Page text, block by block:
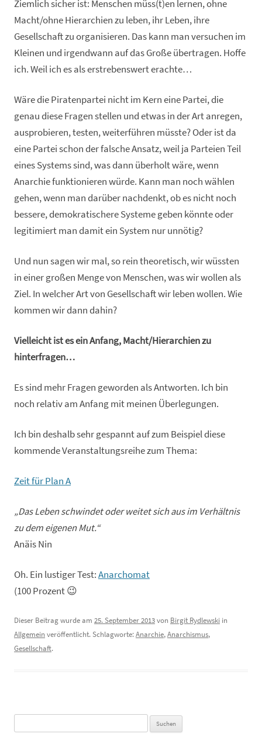
Ziemlich sicher ist: Menschen müss(t)en lernen, ohne
Macht/ohne Hierarchien zu leben, ihr Leben, ihre
Gesellschaft zu organisieren. Das kann man versuchen im
Kleinen und irgendwann auf das Große übertragen. Hoffe
ich. Weil ich es als erstrebenswert erachte…
Wäre die Piratenpartei nicht im Kern eine Partei, die
genau diese Fragen stellen und etwas in der Art anregen,
ausprobieren, testen, weiterführen müsste? Oder ist da
eine Partei schon der falsche Ansatz, weil ja Parteien Teil
eines Systems sind, was dann überholt wäre, wenn
Anarchie funktionieren würde. Kann man noch wählen
gehen, wenn man darüber nachdenkt, ob es nicht noch
bessere, demokratischere Systeme geben könnte oder
legitimiert man damit ein System nur unnötig?
Und nun sagen wir mal, so rein theoretisch, wir wüssten
in einer großen Menge von Menschen, was wir wollen als
Ziel. In welcher Art von Gesellschaft wir leben wollen. Wie
kommen wir dann dahin?
Vielleicht ist es ein Anfang, Macht/Hierarchien zu
hinterfragen…
Es sind mehr Fragen geworden als Antworten. Ich bin
noch relativ am Anfang mit meinen Überlegungen.
Ich bin deshalb sehr gespannt auf zum Beispiel diese
kommende Veranstaltungsreihe zum Thema:
Zeit für Plan A
„Das Leben schwindet oder weitet sich aus im Verhältnis
zu dem eigenen Mut.“
Anäis Nin
Oh. Ein lustiger Test:Anarchomat
(100 Prozent 😉
Dieser Beitrag wurde am 25. September 2013von Birgit Rydlewski in
Allgemein veröffentlicht. Schlagworte:Anarchie,Anarchismus,
Gesellschaft.
nach: